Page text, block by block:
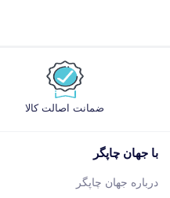
ضمانت اصالت کالا
با جهان چاپگر
درباره جهان چاپگر